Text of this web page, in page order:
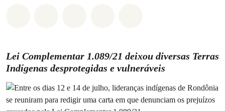
Lei Complementar 1.089/21 deixou diversas Terras
Indígenas desprotegidas e vulneráveis